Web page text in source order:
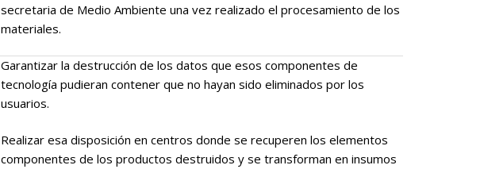
secretaria de Medio Ambiente una vez realizado el procesamiento de los
materiales.
Garantizar la destrucción de los datos que esos componentes de
tecnología pudieran contener que no hayan sido eliminados por los
usuarios.
Realizar esa disposición en centros donde se recuperen los elementos
componentes de los productos destruidos y se transforman en insumos